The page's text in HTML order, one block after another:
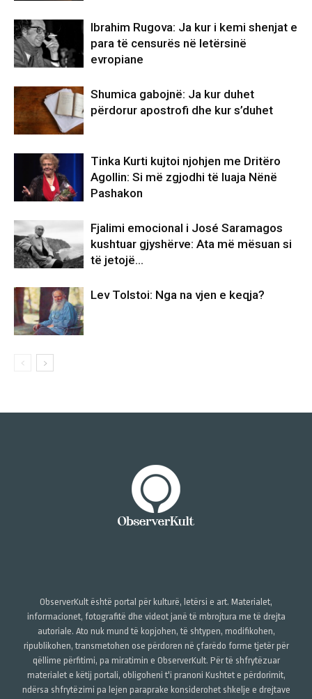
Ibrahim Rugova: Ja kur i kemi shenjat e
para të censurës në letërsinë
evropiane
Shumica gabojnë: Ja kur duhet
përdorur apostrofi dhe kur s’duhet
Tinka Kurti kujtoi njohjen me Dritëro
Agollin: Si më zgjodhi të luaja Nënë
Pashakon
Fjalimi emocional i José Saramagos
kushtuar gjyshërve: Ata më mësuan si
të jetojë…
Lev Tolstoi: Nga na vjen e keqja?
ObserverKult është portal për kulturë, letërsi e art. Materialet,
informacionet, fotografitë dhe videot janë të mbrojtura me të drejta
autoriale. Ato nuk mund të kopjohen, të shtypen, modifikohen,
ripublikohen, transmetohen ose përdoren në çfarëdo forme tjetër për
qëllime përfitimi, pa miratimin e ObserverKult. Për të shfrytëzuar
materialet e këtij portali, obligoheni t'i pranoni Kushtet e përdorimit,
ndërsa shfrytëzimi pa lejen paraprake konsiderohet shkelje e drejtave